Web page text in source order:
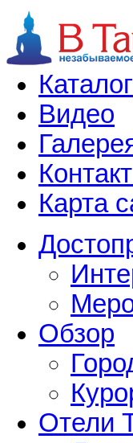
Каталог
Видео
Карта
Обзор
Отели